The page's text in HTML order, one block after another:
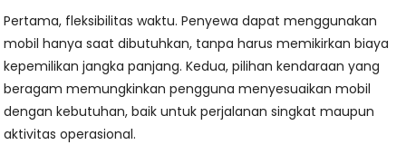
Pertama, fleksibilitas waktu. Penyewa dapat menggunakan
mobil hanya saat dibutuhkan, tanpa harus memikirkan biaya
kepemilikan jangka panjang. Kedua, pilihan kendaraan yang
beragam memungkinkan pengguna menyesuaikan mobil
dengan kebutuhan, baik untuk perjalanan singkat maupun
aktivitas operasional.